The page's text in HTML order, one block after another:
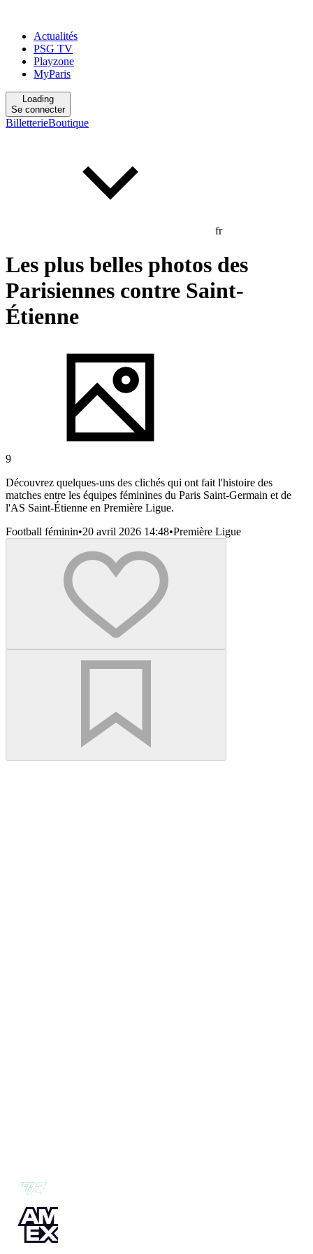
Actualités
PSG TV
Playzone
MyParis
Loading
Se connecter
BilletterieBoutique
fr
Les plus belles photos des
Parisiennes contre Saint-
Étienne
9
Découvrez quelques-uns des clichés qui ont fait l'histoire des
matches entre les équipes féminines du Paris Saint-Germain et de
l'AS Saint-Étienne en Première Ligue.
Football féminin•20 avril 2026 14:48•Première Ligue